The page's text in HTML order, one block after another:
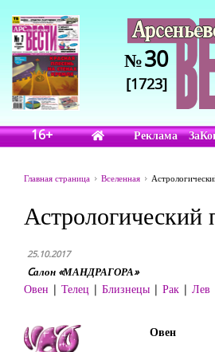
№30
[1723]
16+ Реклама
Главная страница Вселенная
Астрологический
25.10.2017
Cалон «МАНДРАГОРА»
Овен | Телец | Близнецы | Рак | Лев
Овен